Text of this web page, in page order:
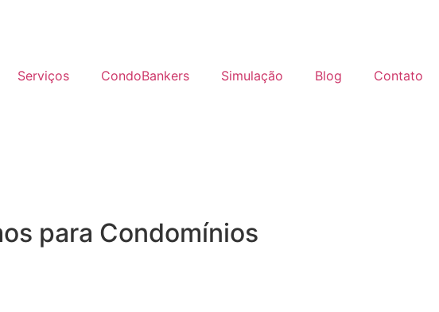
Serviços CondoBankers Simulação Blog Contato
para Condomínios